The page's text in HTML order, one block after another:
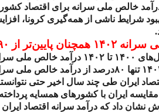
خالص ملی سرانه برای اقتصاد
شرایط ناشی از همه‌گیری کرونا،
سرانه ۱۴۰۲ همچنان پایین‌تر از
۱۴۰۰ تا ۱۴۰۲ درآمد خالص ملی
تنها ۸۰درصد از درآمد خالص ملی
ایران طی چند سال اخیر حتی
مقایسه ایران با کشورهای همسایه
نشان داد که درآمد سرانه اقتصاد